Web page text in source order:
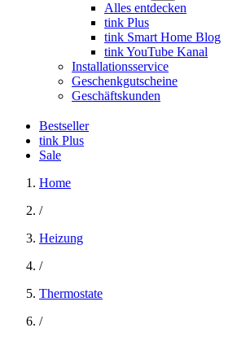
Alles entdecken
tink Plus
tink Smart Home Blog
tink YouTube Kanal
Installationsservice
Geschenkgutscheine
Geschäftskunden
Bestseller
tink Plus
Sale
Home
/
Heizung
/
Thermostate
/